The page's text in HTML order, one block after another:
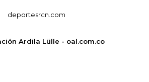
deportesrcn.com
Ardila Lülle - oal.com.co